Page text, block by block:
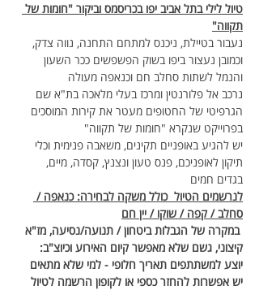
טיול לילי בתל אביב יפו בכריסמס וביקור "חומות של
תקווה"
נעבור בטיילת, ניכנס למתחם התחנה, נווה צדק,
וכמובן נעצור ביפו בשוק הפשפשים ככר השעון
והנמל לשתות סחלב חם וכנאפה מעולה
נרכב אל פלורנטין ומרכז בעלי מלאכה בת"א שם
הגרפיטי של החטופים מעטר את קירות המוסכים
בפרוייקט שנקרא "חומות של תקווה"
יש להגיע באופניים תקינים, משאבה פנימית וכלי
תיקון לאופניכם, פנס טעון ונצנץ, קסדה, מיים,
בגדים חמים
לנרשמים הטיול  כולל משקה לבחירה: כנאפה /
סחלב / קפה / שוקו / יין חם
במקרה של הגבלות ביטחון / תנועה/נסיעה, מז"א
קיצוני, גשם שלא מאפשר קיום האירוע וכיוצ"ב:
יוצע למשתתפים תאריך חלופי - למי שלא מתאים
יש אפשרות להחזר כספי או לקופון הרשמה לטיול